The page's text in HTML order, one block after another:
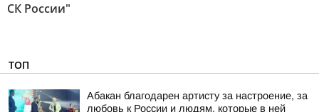
СК России"
ТОП
Абакан благодарен артисту за настроение, за
любовь к России и людям, которые в ней